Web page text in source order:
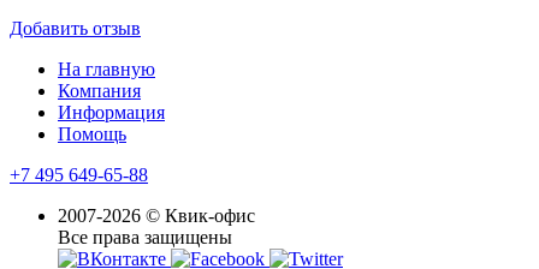
Добавить отзыв
На главную
Компания
Информация
Помощь
+7 495 649-65-88
2007-2026 © Квик-офис
Все права защищены